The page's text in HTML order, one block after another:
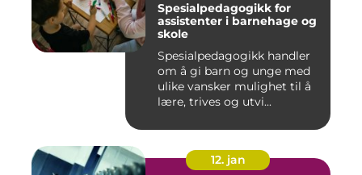
Spesialpedagogikk for
assistenter i barnehage og
skole
Spesialpedagogikk handler
om å gi barn og unge med
ulike vansker mulighet til å
lære, trives og utvi...
12. jan